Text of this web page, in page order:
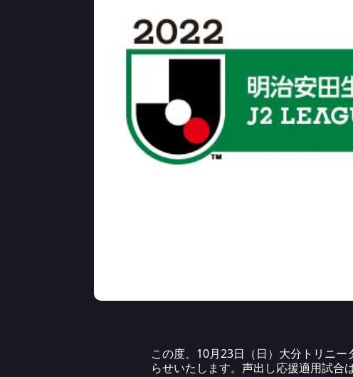
この度、10月23日（日）大分トリニ
らせいたします。声出し応援適用試合